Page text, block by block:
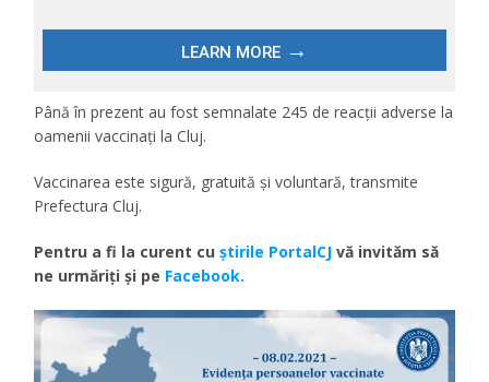
Până în prezent au fost semnalate 245 de reacții adverse la
oamenii vaccinați la Cluj.
Vaccinarea este sigură, gratuită și voluntară, transmite
Prefectura Cluj.
Pentru a fi la curent cuştirile PortalCJ vă invităm să
ne urmăriţi şi pe Facebook.